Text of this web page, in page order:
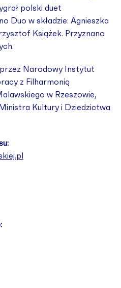
polski duet
Duo w składzie: Agnieszka
Książek. Przyznano
Narodowy Instytut
z Filharmonią
w Rzeszowie,
Kultury i Dziedzictwa